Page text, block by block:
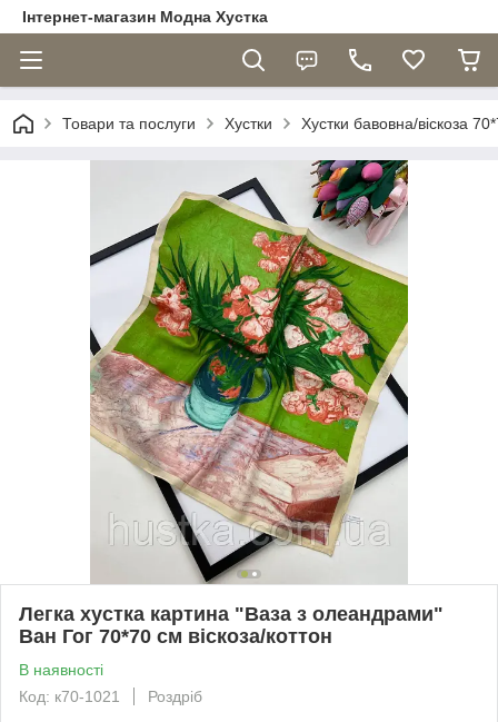
Інтернет-магазин Модна Хустка
Товари та послуги Хустки Хустки бавовна/віскоза
Легка хустка картина "Ваза з олеандрами"
Ван Гог 70*70 см віскоза/коттон
В наявності
Код: к70-1021
Роздріб